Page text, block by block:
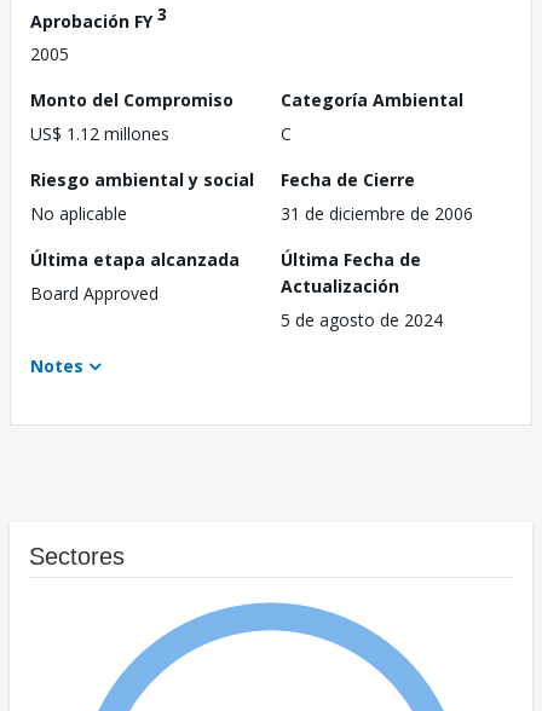
Aprobación FY3
2005
Monto del Compromiso
US$ 1.12 millones
Categoría Ambiental
C
Riesgo ambiental y social
No aplicable
Fecha de Cierre
31 de diciembre de 2006
Última etapa alcanzada
Board Approved
Última Fecha de
Actualización
5 de agosto de 2024
Notes
Sectores